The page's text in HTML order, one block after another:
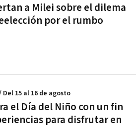
a Milei sobre el dilema
por el rumbo
el Día del Niño con un fin
para disfrutar en
Del 15 al 16 de agosto